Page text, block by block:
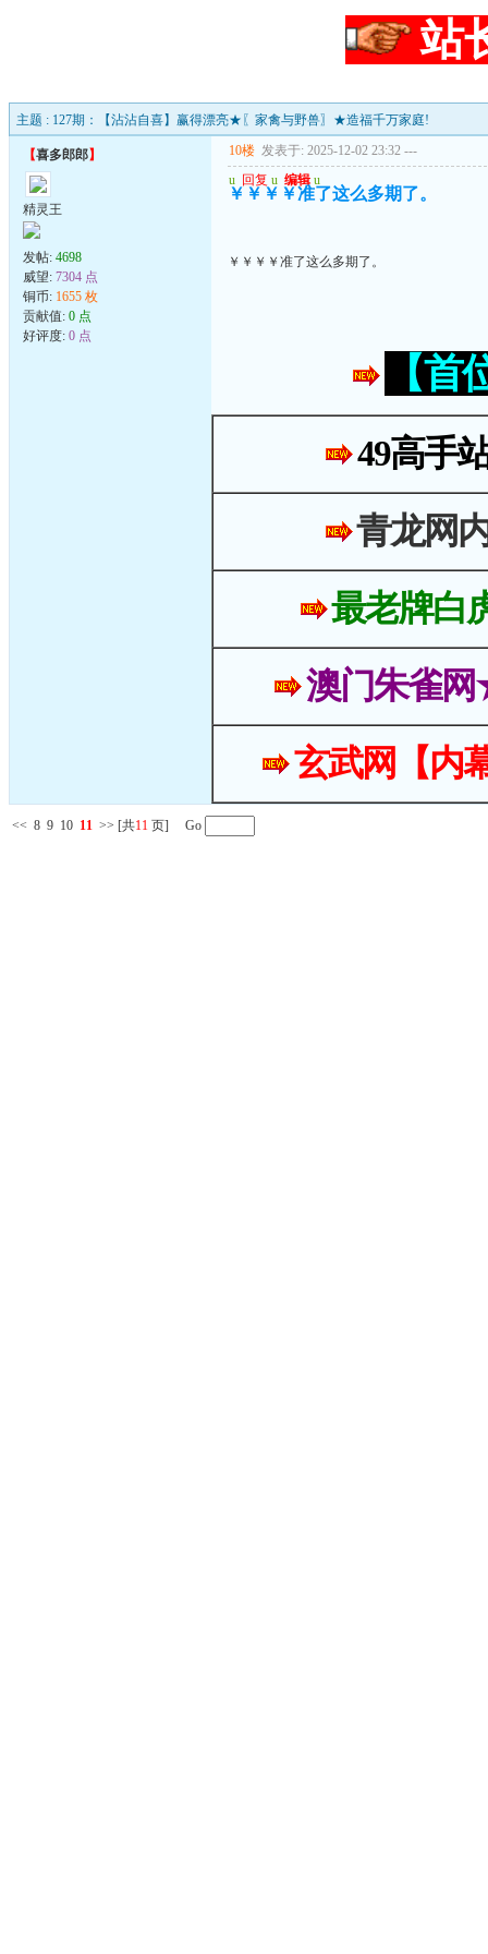
站
主题 : 127期：【沾沾自喜】赢得漂亮★〖家禽与野兽〗★造福千万家庭!
【喜多郎郎】
精灵王
发帖: 4698
威望: 7304 点
铜币: 1655 枚
贡献值: 0 点
好评度: 0 点
10楼 发表于: 2025-12-02 23:32 ---
u 回复 u 编辑 u
￥￥￥￥准了这么多期了。
￥￥￥￥准了这么多期了。
【
49高手
青龙网
最老牌白
澳门朱雀
玄武网【内
<< 8 9 10 11 >> [共11 页] Go